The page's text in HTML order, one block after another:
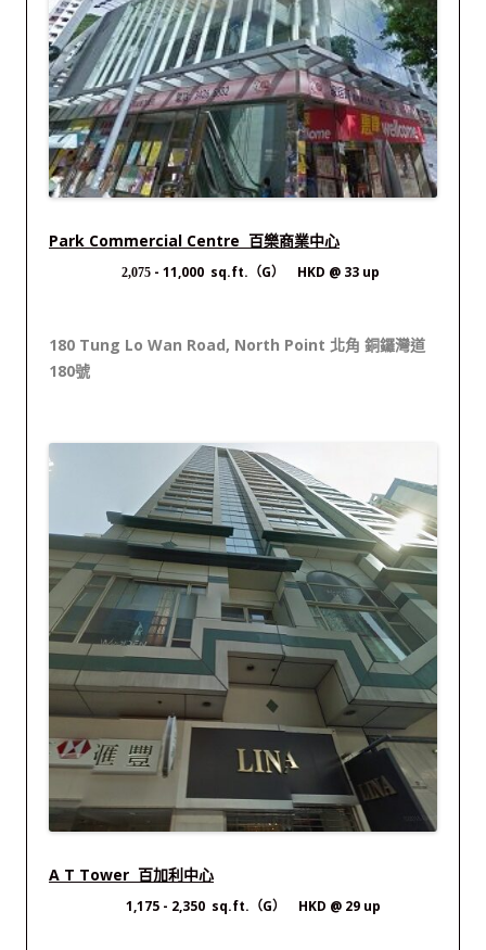
Park Commercial Centre 百樂商業中心
2,075 - 11,000 sq.ft.（G） HKD @ 33 up
180 Tung Lo Wan Road, North Point 北角 銅鑼灣道
180號
A T Tower 百加利中心
1,175 - 2,350 sq.ft.（G） HKD @ 29 up